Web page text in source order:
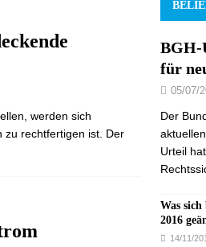
werden sich
zu rechtfertigen ist. Der
BGH-
für
05/07/
Der
Urteil
Was sich
2016
14/11/